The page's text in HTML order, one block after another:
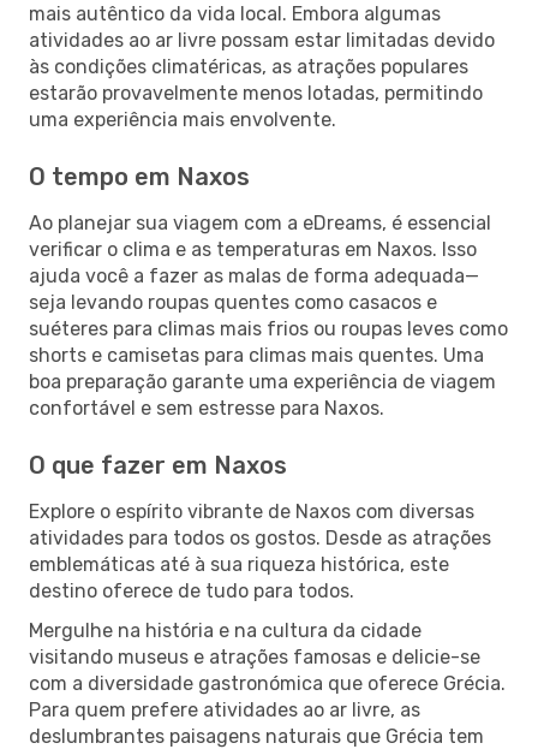
mais autêntico da vida local. Embora algumas
atividades ao ar livre possam estar limitadas devido
às condições climatéricas, as atrações populares
estarão provavelmente menos lotadas, permitindo
uma experiência mais envolvente.
O tempo em Naxos
Ao planejar sua viagem com a eDreams, é essencial
verificar o clima e as temperaturas em Naxos. Isso
ajuda você a fazer as malas de forma adequada—
seja levando roupas quentes como casacos e
suéteres para climas mais frios ou roupas leves como
shorts e camisetas para climas mais quentes. Uma
boa preparação garante uma experiência de viagem
confortável e sem estresse para Naxos.
O que fazer em Naxos
Explore o espírito vibrante de Naxos com diversas
atividades para todos os gostos. Desde as atrações
emblemáticas até à sua riqueza histórica, este
destino oferece de tudo para todos.
Mergulhe na história e na cultura da cidade
visitando museus e atrações famosas e delicie-se
com a diversidade gastronómica que oferece Grécia.
Para quem prefere atividades ao ar livre, as
deslumbrantes paisagens naturais que Grécia tem